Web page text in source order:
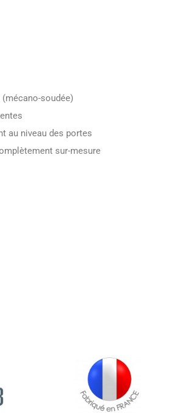
soudée)
au niveau des portes
sur-mesure